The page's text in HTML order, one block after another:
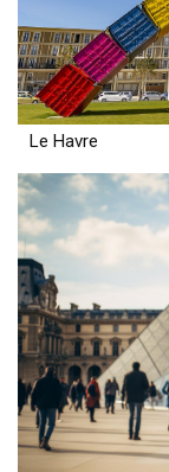
Le Havre